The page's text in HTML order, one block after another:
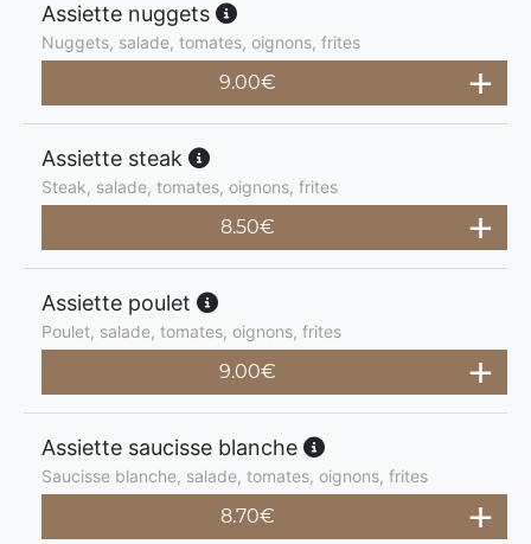
Assiette nuggets
Nuggets, salade, tomates, oignons, frites
9.00€
Assiette steak
Steak, salade, tomates, oignons, frites
8.50€
Assiette poulet
Poulet, salade, tomates, oignons, frites
9.00€
Assiette saucisse blanche
Saucisse blanche, salade, tomates, oignons, frites
8.70€